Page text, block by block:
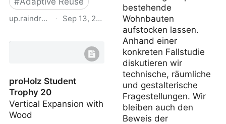
up.raindrop.io· Sep 13, 2024
proHolz Student
Trophy 20
Vertical Expansion with
Wood
bestehende
Wohnbauten
aufstocken lassen.
Anhand einer
konkreten Fallstudie
diskutieren wir
technische, räumliche
und gestalterische
Fragestellungen. Wir
bleiben auch den
Beweis der